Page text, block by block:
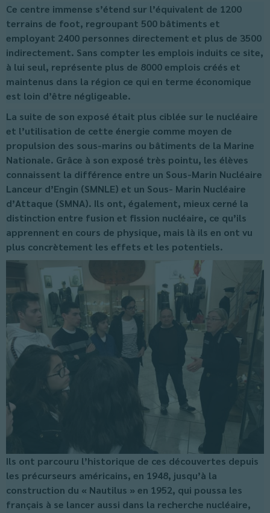
Ce centre immense s’étend sur l’équivalent de 1200
terrains de foot, regroupant 500 bâtiments et
employant 2400 personnes directement et plus de 3500
indirectement. Sans compter les emplois induits ce site,
à lui seul, représente plus de 8000 emplois créés et
maintenus dans la région ce qui en terme économique
est loin d’être négligeable.
La suite de son exposé était plus ciblée sur le nucléaire
et l’utilisation de cette énergie comme moyen de
propulsion des sous-marins ou bâtiments de la Marine
Nationale. Grâce à son exposé très pointu, les élèves
connaissent la différence entre un Sous-Marin Nucléaire
Lanceur d’Engin (SMNLE) et un Sous- Marin Nucléaire
d’Attaque (SMNA). Ils ont, également, mieux cerné la
distinction entre fusion et fission nucléaire, ce qu’ils
apprennent en cours de physique, mais là ils en ont vu
plus concrètement les effets et les potentiels.
Ils ont parcouru l’historique de ces découvertes depuis
les précurseurs américains, en 1948, jusqu’à la
construction du « Nautilus » en 1952, qui poussa les
français à se lancer aussi dans la recherche nucléaire,